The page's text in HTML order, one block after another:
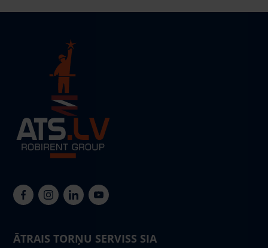
ĀTRAIS TORŅU SERVISS SIA